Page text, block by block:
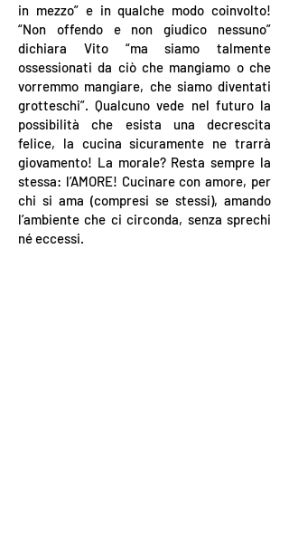
in mezzo” e in qualche modo coinvolto!
“Non offendo e non giudico nessuno”
dichiara Vito “ma siamo talmente
ossessionati da ciò che mangiamo o che
vorremmo mangiare, che siamo diventati
grotteschi”. Qualcuno vede nel futuro la
possibilità che esista una decrescita
felice, la cucina sicuramente ne trarrà
giovamento! La morale? Resta sempre la
stessa: l’AMORE! Cucinare con amore, per
chi si ama (compresi se stessi), amando
l’ambiente che ci circonda, senza sprechi
né eccessi.